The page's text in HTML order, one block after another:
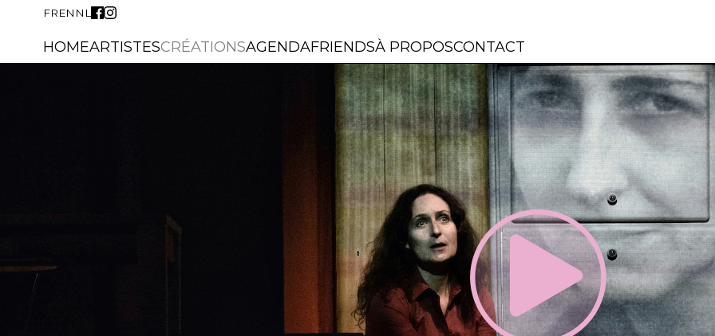
FREN NL
HOMEARTISTESCRÉATIONSAGENDAFRIENDSÀ PROPOSCONTACT